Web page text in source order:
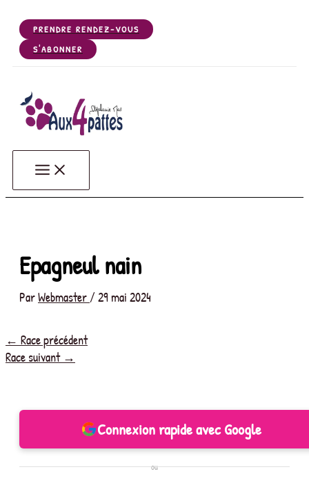
contenu
PRENDRE RENDEZ-VOUS
S'ABONNER
Aux 4 Pattes - Votre salon de toilettage de Chiens, Chats,
Votre salon de toilettage de Gerzat (63360), près de Riom, Clermont Ferrand,
Epagneul nain
ParWebmaster /29 mai 2024
← Race précédent
Race suivant →
Connexion rapide avec Google
ou